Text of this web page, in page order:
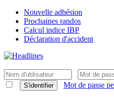
Nouvelle adhésion
Prochaines randos
Calcul indice IBP
Déclaration d'accident
S'identifier Mot de passe